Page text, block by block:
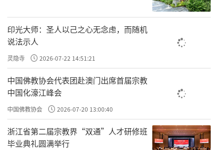
当他们一路辛苦地走到半途，盘缠、粮食
即将用尽，恐怕无法到达目的地了。其中一位
同伴建议说：“听说这附近有一个国王，供养
许多的出家人，我们不如先到那里去，假装跟
着出家，等吃、住都不成问题了，再想办法到
另外那个国家去赚取宝幢。”大家一致赞同，
于是便前往到那位已证阿罗汉的比丘处，要求
出家。
印光大师：圣人以己之心无念虑，而随机
说法示人
灵隐寺 2026-07-22 14:51:21
中国佛教协会代表团赴澳门出席首届宗教
中国化濠江峰会
中国佛教协会 2026-07-20 13:00:40
浙江省第二届宗教界“双通”人才研修班
毕业典礼圆满举行